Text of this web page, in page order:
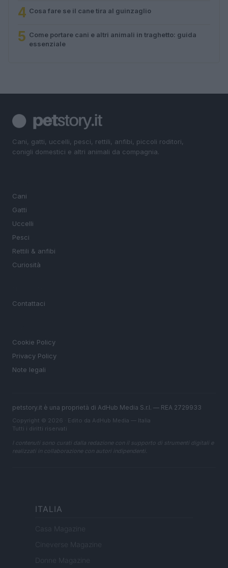
4 Cosa fare se il cane tira al guinzaglio
5 Come portare cani e altri animali in traghetto: guida
essenziale
Cani, gatti, uccelli, pesci, rettili, anfibi, piccoli roditori,
conigli domestici e altri animali da compagnia.
Cani
Gatti
Uccelli
Pesci
Rettili & anfibi
Curiosità
Contattaci
Cookie Policy
Privacy Policy
Note legali
petstory.it è una proprietà di AdHub Media S.r.l. — REA 2729933
Copyright © 2026 · Edito da AdHub Media — Italia
Tutti i diritti riservati
I contenuti sono curati dalla redazione con il supporto di strumenti digitali e
realizzati in collaborazione con autori indipendenti.
ITALIA
Casa Magazine
Cineverse Magazine
Donne Magazine